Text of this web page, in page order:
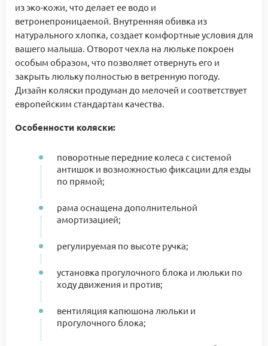
из эко-кожи, что делает ее водо и
ветронепроницаемой. Внутренняя обивка из
натурального хлопка, создает комфортные условия для
вашего малыша. Отворот чехла на люльке покроен
особым образом, что позволяет отвернуть его и
закрыть люльку полностью в ветренную погоду.
Дизайн коляски продуман до мелочей и соответствует
европейским стандартам качества.
Особенности коляски:
поворотные передние колеса с системой
антишок и возможностью фиксации для езды
по прямой;
рама оснащена дополнительной
амортизацией;
регулируемая по высоте ручка;
установка прогулочного блока и люльки по
ходу движения и против;
вентиляция капюшона люльки и
прогулочного блока;